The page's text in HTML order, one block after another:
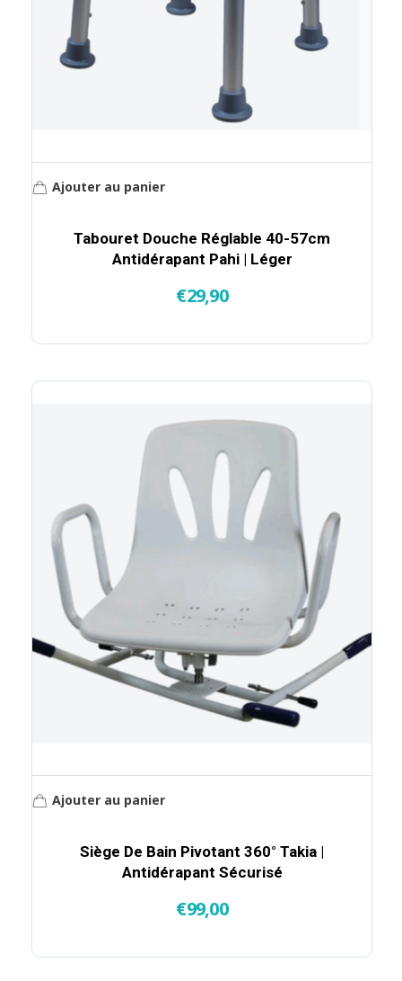
Tabouret Douche Réglable 40-57cm
Antidérapant Pahi | Léger
€29,90
Ajouter au panier
Siège De Bain Pivotant 360° Takia |
Antidérapant Sécurisé
€99,00
Ajouter au panier